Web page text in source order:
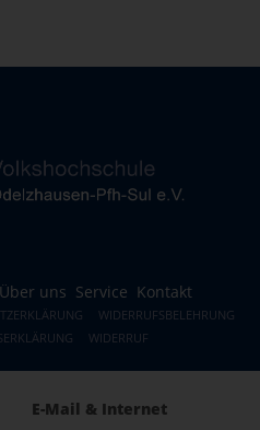
Über uns Service Kontakt
WIDERRUFSBELEHRUNG
WIDERRUF
E-Mail & Internet